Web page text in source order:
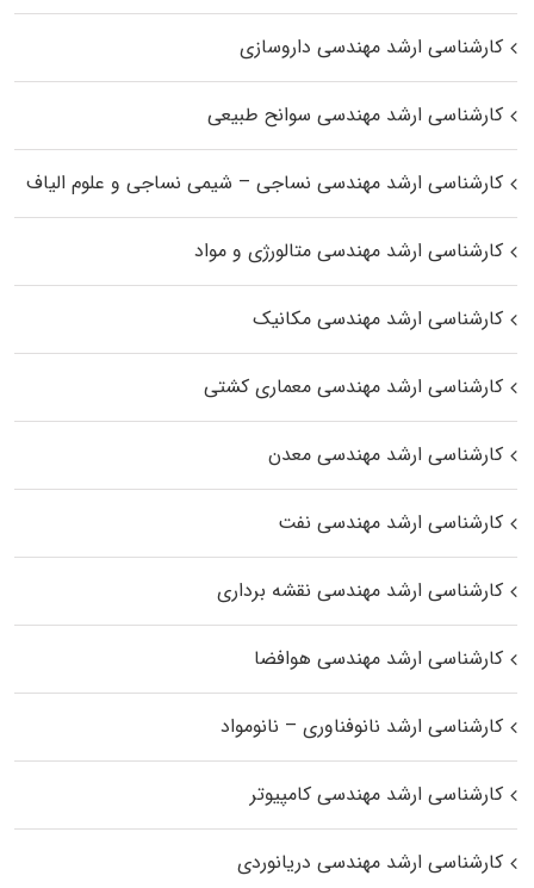
کارشناسی ارشد مهندسی داروسازی
کارشناسی ارشد مهندسی سوانح طبیعی
کارشناسی ارشد مهندسی نساجی – شیمی نساجی و علوم الیاف
کارشناسی ارشد مهندسی متالورژی و مواد
کارشناسی ارشد مهندسی مکانیک
کارشناسی ارشد مهندسی معماری کشتی
کارشناسی ارشد مهندسی معدن
کارشناسی ارشد مهندسی نفت
کارشناسی ارشد مهندسی نقشه برداری
کارشناسی ارشد مهندسی هوافضا
کارشناسی ارشد نانوفناوری – نانومواد
کارشناسی ارشد مهندسی کامپیوتر
کارشناسی ارشد مهندسی دریانوردی